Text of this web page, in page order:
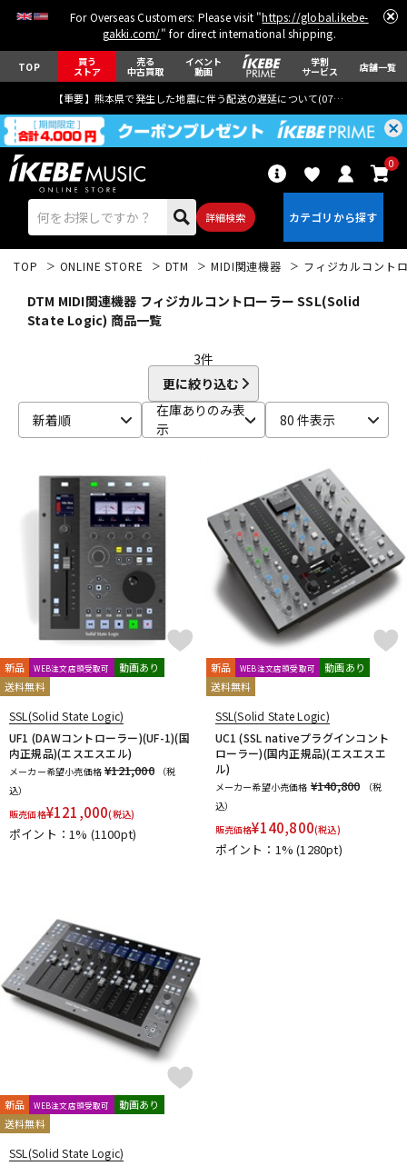
For Overseas Customers: Please visit "https://global.ikebe-
gakki.com/" for direct international shipping.
TOP 買う
ストア
売る
中古買取
イベント
動画
学割
サービス 店舗一覧
【重要】熊本県で発生した地震に伴う配送の遅延について(07月29日
詳細検索
0
ベース ウクレレ
ドラム パーカッション
キーボード 電子ピアノ
管楽器 その他楽器
DJ機器 DTM
DTM オンライン納品 レコーディング機器
中古
TOP ONLINE STORE DTM MIDI関連機器 フィジカルコント
DTM MIDI関連機器 フィジカルコントローラー SSL(Solid
State Logic) 商品一覧
3件
更に絞り込む
新着順
在庫ありのみ表
示
80 件表示
新品 WEB注文店頭受取可
動画あり
送料無料
SSL(Solid State Logic)
UF1 (DAWコントローラー)(UF-1)(国
内正規品)(エスエスエル)
メーカー希望小売価格 ¥121,000
（税
込）
販売価格¥121,000(税込)
ポイント：1% (1100pt)
新品 WEB注文店頭受取可
動画あり
送料無料
SSL(Solid State Logic)
UC1 (SSL nativeプラグインコント
ローラー)(国内正規品)(エスエスエ
ル)
メーカー希望小売価格 ¥140,800
（税
込）
販売価格¥140,800(税込)
ポイント：1%(1280pt)
新品 WEB注文店頭受取可
動画あり
送料無料
SSL(Solid State Logic)